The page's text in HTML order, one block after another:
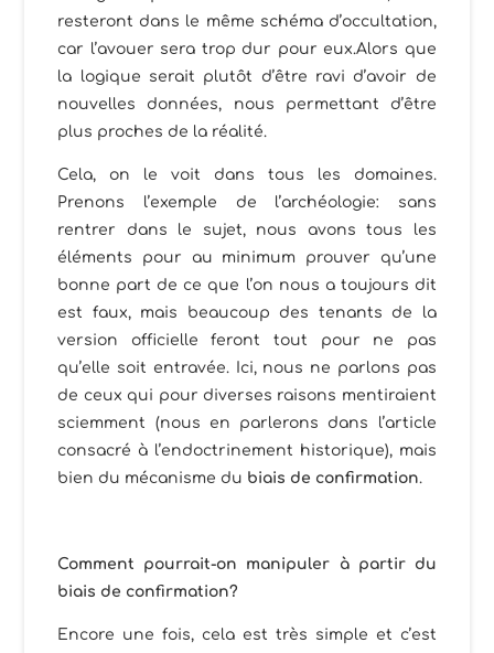
resteront dans le même schéma d’occultation,
car l’avouer sera trop dur pour eux.Alors que
la logique serait plutôt d’être ravi d’avoir de
nouvelles données, nous permettant d’être
plus proches de la réalité.
Cela, on le voit dans tous les domaines.
Prenons l’exemple de l’archéologie: sans
rentrer dans le sujet, nous avons tous les
éléments pour au minimum prouver qu’une
bonne part de ce que l’on nous a toujours dit
est faux, mais beaucoup des tenants de la
version officielle feront tout pour ne pas
qu’elle soit entravée. Ici, nous ne parlons pas
de ceux qui pour diverses raisons mentiraient
sciemment (nous en parlerons dans l’article
consacré à l’endoctrinement historique), mais
bien du mécanisme du biais de confirmation.
Comment pourrait-on manipuler à partir du
biais de confirmation?
Encore une fois, cela est très simple et c’est